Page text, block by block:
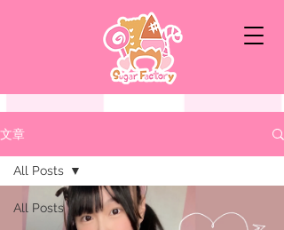
文章
All Posts
All Posts